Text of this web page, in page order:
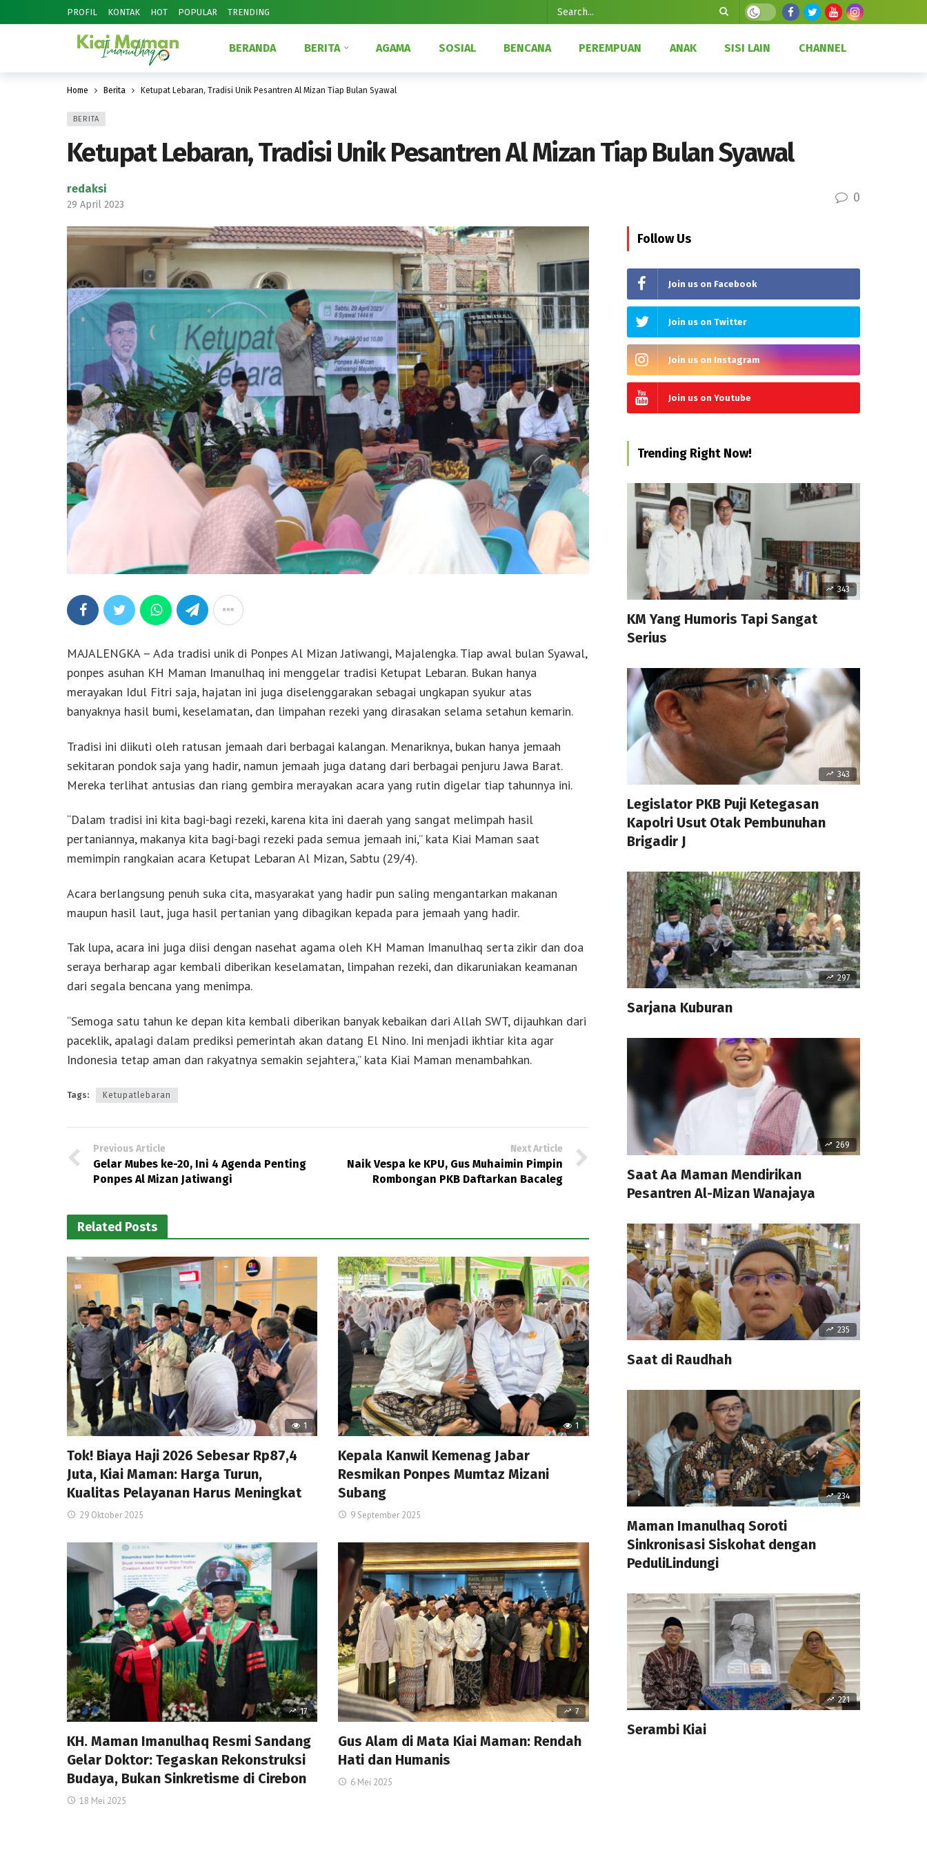
PROFIL KONTAK HOT POPULAR TRENDING Dark mode
BERANDA BERITA AGAMA SOSIAL BENCANA PEREMPUAN ANAK SISI LAIN CHANNEL
Home Berita Ketupat Lebaran, Tradisi Unik Pesantren Al Mizan Tiap Bulan Syawal
BERITA
Ketupat Lebaran, Tradisi Unik Pesantren Al Mizan Tiap Bulan Syawal
redaksi
29 April 2023 0
MAJALENGKA – Ada tradisi unik di Ponpes Al Mizan Jatiwangi, Majalengka. Tiap awal bulan Syawal,
ponpes asuhan KH Maman Imanulhaq ini menggelar tradisi Ketupat Lebaran. Bukan hanya
merayakan Idul Fitri saja, hajatan ini juga diselenggarakan sebagai ungkapan syukur atas
banyaknya hasil bumi, keselamatan, dan limpahan rezeki yang dirasakan selama setahun kemarin.
Tradisi ini diikuti oleh ratusan jemaah dari berbagai kalangan. Menariknya, bukan hanya jemaah
sekitaran pondok saja yang hadir, namun jemaah juga datang dari berbagai penjuru Jawa Barat.
Mereka terlihat antusias dan riang gembira merayakan acara yang rutin digelar tiap tahunnya ini.
“Dalam tradisi ini kita bagi-bagi rezeki, karena kita ini daerah yang sangat melimpah hasil
pertaniannya, makanya kita bagi-bagi rezeki pada semua jemaah ini,” kata Kiai Maman saat
memimpin rangkaian acara Ketupat Lebaran Al Mizan, Sabtu (29/4).
Acara berlangsung penuh suka cita, masyarakat yang hadir pun saling mengantarkan makanan
maupun hasil laut, juga hasil pertanian yang dibagikan kepada para jemaah yang hadir.
Tak lupa, acara ini juga diisi dengan nasehat agama oleh KH Maman Imanulhaq serta zikir dan doa
seraya berharap agar kembali diberikan keselamatan, limpahan rezeki, dan dikaruniakan keamanan
dari segala bencana yang menimpa.
“Semoga satu tahun ke depan kita kembali diberikan banyak kebaikan dari Allah SWT, dijauhkan dari
paceklik, apalagi dalam prediksi pemerintah akan datang El Nino. Ini menjadi ikhtiar kita agar
Indonesia tetap aman dan rakyatnya semakin sejahtera,” kata Kiai Maman menambahkan.
Tags: Ketupatlebaran
Previous Article
Gelar Mubes ke-20, Ini 4 Agenda Penting
Ponpes Al Mizan Jatiwangi
Next Article
Naik Vespa ke KPU, Gus Muhaimin Pimpin
Rombongan PKB Daftarkan Bacaleg
Related Posts
1
Tok! Biaya Haji 2026 Sebesar Rp87,4
Juta, Kiai Maman: Harga Turun,
Kualitas Pelayanan Harus Meningkat
29 Oktober 2025
1
Kepala Kanwil Kemenag Jabar
Resmikan Ponpes Mumtaz Mizani
Subang
9 September 2025
17
KH. Maman Imanulhaq Resmi Sandang
Gelar Doktor: Tegaskan Rekonstruksi
Budaya, Bukan Sinkretisme di Cirebon
18 Mei 2025
7
Gus Alam di Mata Kiai Maman: Rendah
Hati dan Humanis
6 Mei 2025
Follow Us
Join us on Facebook
Join us on Twitter
Join us on Instagram
Join us on Youtube
Trending Right Now!
343
KM Yang Humoris Tapi Sangat
Serius
343
Legislator PKB Puji Ketegasan
Kapolri Usut Otak Pembunuhan
Brigadir J
297
Sarjana Kuburan
269
Saat Aa Maman Mendirikan
Pesantren Al-Mizan Wanajaya
235
Saat di Raudhah
234
Maman Imanulhaq Soroti
Sinkronisasi Siskohat dengan
PeduliLindungi
221
Serambi Kiai